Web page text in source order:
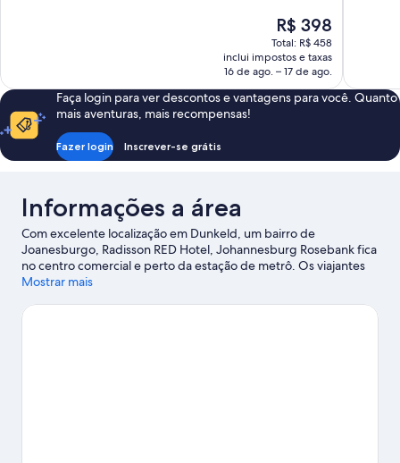
O
preço
é
de
R$ 398
R$ 398
Total: R$ 458
inclui impostos e taxas
16 de ago. – 17 de ago.
Faça login para ver descontos e vantagens para você. Quanto
mais aventuras, mais recompensas!
Fazer login Inscrever-se grátis
Informações a área
Com excelente localização em Dunkeld, um bairro de
Joanesburgo, Radisson RED Hotel, Johannesburg Rosebank fica
no centro comercial e perto da estação de metrô. Os viajantes
interessados em fazer compras podem garantir as
center Sandton City. Zoológico de Joanesburgo e
Mostrar mais